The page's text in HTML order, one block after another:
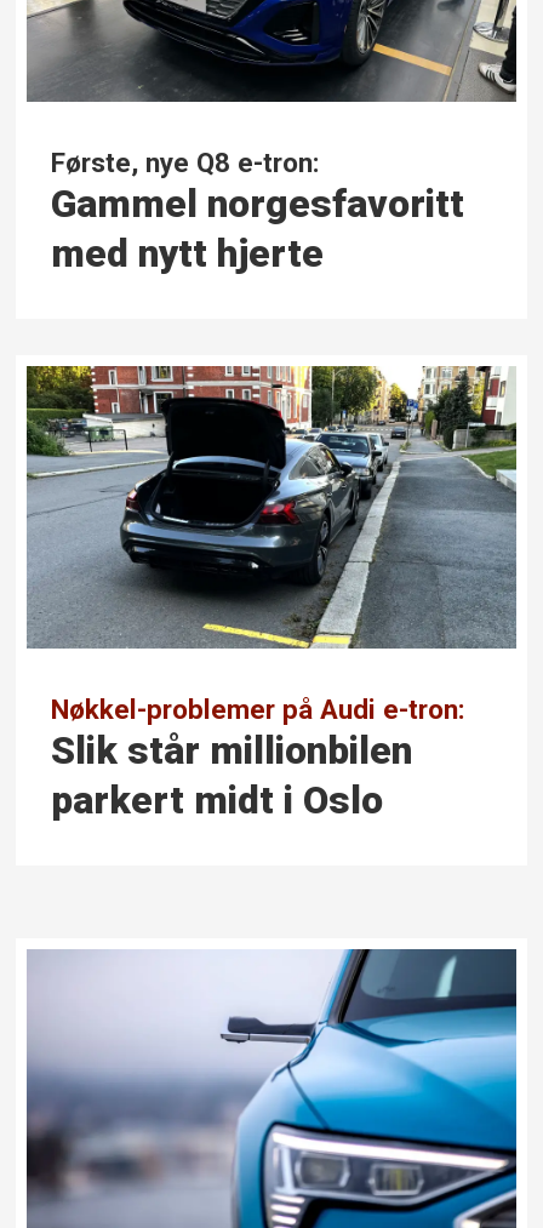
Første, nye Q8 e-tron:
Gammel norges­­favoritt
med nytt hjerte
Nøkkel-problemer på Audi e-tron:
Slik står millionbilen
parkert midt i Oslo